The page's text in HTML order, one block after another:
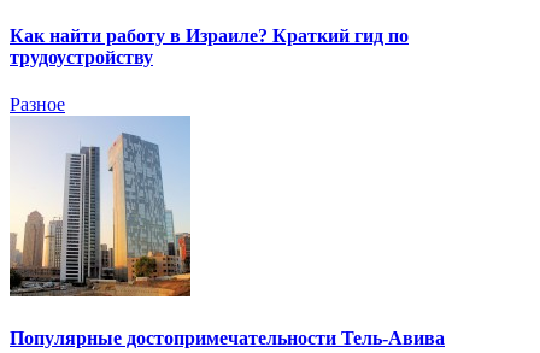
Как найти работу в Израиле? Краткий гид по
трудоустройству
Разное
Популярные достопримечательности Тель-Авива